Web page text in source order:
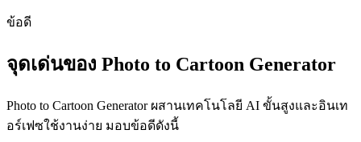
ข้อดี
จุดเด่นของ Photo to Cartoon Generator
Photo to Cartoon Generator ผสานเทคโนโลยี AI ขั้นสูงและอินเท
อร์เฟซใช้งานง่าย มอบข้อดีดังนี้